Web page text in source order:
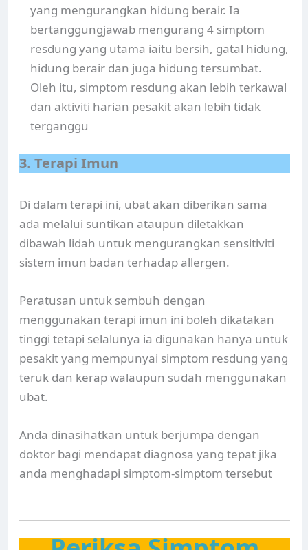
yang mengurangkan hidung berair. Ia
bertanggungjawab mengurang 4 simptom
resdung yang utama iaitu bersih, gatal hidung,
hidung berair dan juga hidung tersumbat.
Oleh itu, simptom resdung akan lebih terkawal
dan aktiviti harian pesakit akan lebih tidak
terganggu
3. Terapi Imun
Di dalam terapi ini, ubat akan diberikan sama
ada melalui suntikan ataupun diletakkan
dibawah lidah untuk mengurangkan sensitiviti
sistem imun badan terhadap allergen.
Peratusan untuk sembuh dengan
menggunakan terapi imun ini boleh dikatakan
tinggi tetapi selalunya ia digunakan hanya untuk
pesakit yang mempunyai simptom resdung yang
teruk dan kerap walaupun sudah menggunakan
ubat.
Anda dinasihatkan untuk berjumpa dengan
doktor bagi mendapat diagnosa yang tepat jika
anda menghadapi simptom-simptom tersebut